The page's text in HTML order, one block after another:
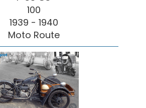
100
1939 - 1940
Moto Route